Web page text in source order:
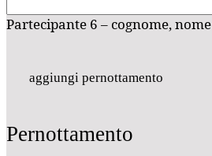
Partecipante 6 – cognome, nome
aggiungi pernottamento
Pernottamento